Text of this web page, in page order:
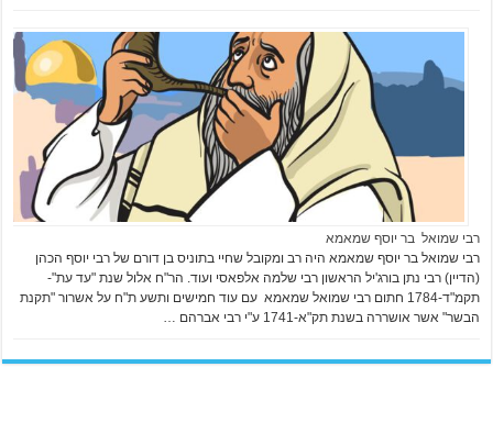
רבי שמואל בר יוסף שמאמא
רבי שמואל בר יוסף שמאמא היה רב ומקובל שחיי בתוניס בן דורם של רבי יוסף הכהן
(הדיין) רבי נתן בורג'יל הראשון רבי שלמה אלפאסי ועוד. הר"ח אלול שנת "עד עת"-
תקמ"ד-1784 חתום רבי שמואל שמאמא עם עוד חמישים ותשע ת"ח על אשרור "תקנת
הבשר" אשר אושררה בשנת תק"א-1741 ע"י רבי אברהם …